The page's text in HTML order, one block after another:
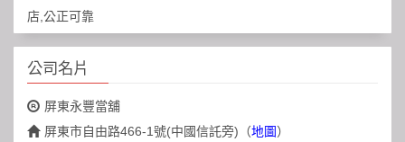
店,公正可靠
公司名片
屏東永豐當舖
屏東市自由路466-1號(中國信託旁) （地圖）